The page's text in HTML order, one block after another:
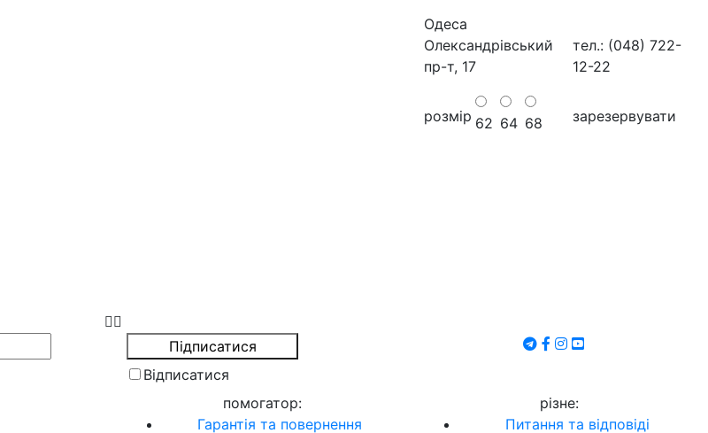
Одеса
Олександрівський
пр-т, 17
тел.: (048) 722-
12-22
розмір 62 64 68 зарезервувати
Відписатися
помогатор:
Гарантія та повернення
різне:
Питання та відповіді